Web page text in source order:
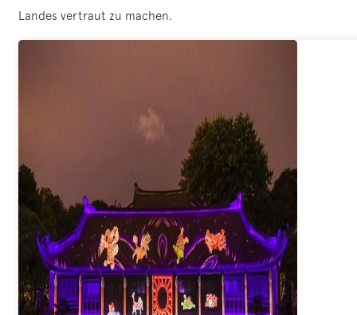
Landes vertraut zu machen.